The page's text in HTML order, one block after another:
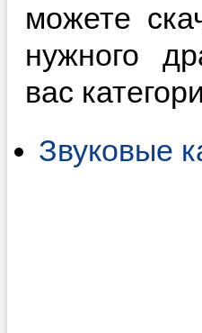
можете
нужного
вас
Звуковые